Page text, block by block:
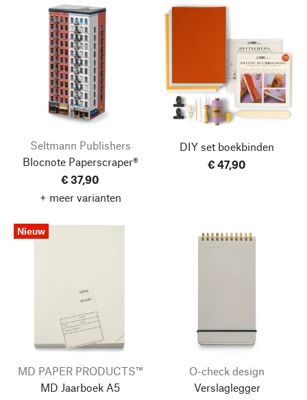
Seltmann Publishers
Blocnote Paperscraper®
€ 37,90
+ meer varianten
DIY set boekbinden
€ 47,90
Nieuw
MD PAPER PRODUCTS™
MD Jaarboek A5
O-check design
Verslaglegger